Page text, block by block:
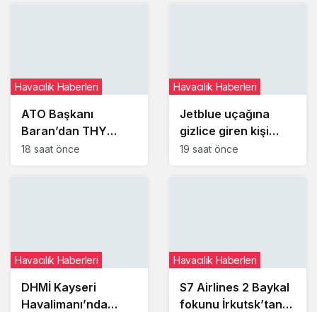
ATO Başkanı
Baran’dan THY
Yönetim Kurulu
Havacılık Haberleri
18 saat önce
Jetblue uçağına
gizlice giren kişi
uyuyakaldığı
Havacılık Haberleri
19 saat önce
DHMİ Kayseri
Havalimanı’nda
Havacılık Haberleri
S7 Airlines 2 Baykal
fokunu İrkutsk’tan
Havacılık Haberleri